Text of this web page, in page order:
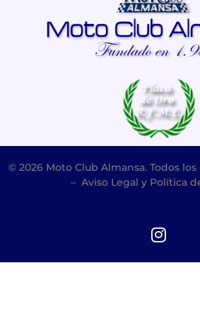
© 2026 Moto Club Almansa. Todos
– Aviso Legal y Política